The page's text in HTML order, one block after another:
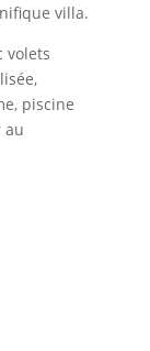
villa.
volets
piscine
au